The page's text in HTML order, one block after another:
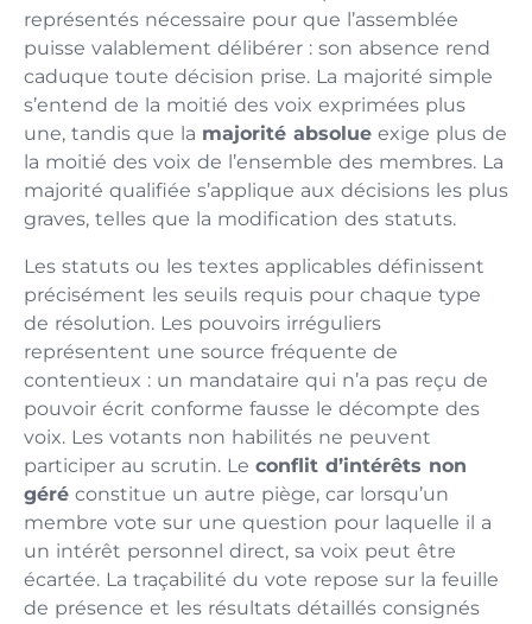
représentés nécessaire pour que l’assemblée
puisse valablement délibérer : son absence rend
caduque toute décision prise. La majorité simple
s’entend de la moitié des voix exprimées plus
une, tandis que la majorité absolue exige plus de
la moitié des voix de l’ensemble des membres. La
majorité qualifiée s’applique aux décisions les plus
graves, telles que la modification des statuts.
Les statuts ou les textes applicables définissent
précisément les seuils requis pour chaque type
de résolution. Les pouvoirs irréguliers
représentent une source fréquente de
contentieux : un mandataire qui n’a pas reçu de
pouvoir écrit conforme fausse le décompte des
voix. Les votants non habilités ne peuvent
participer au scrutin. Le conflit d’intérêts non
géré constitue un autre piège, car lorsqu’un
membre vote sur une question pour laquelle il a
un intérêt personnel direct, sa voix peut être
écartée. La traçabilité du vote repose sur la feuille
de présence et les résultats détaillés consignés